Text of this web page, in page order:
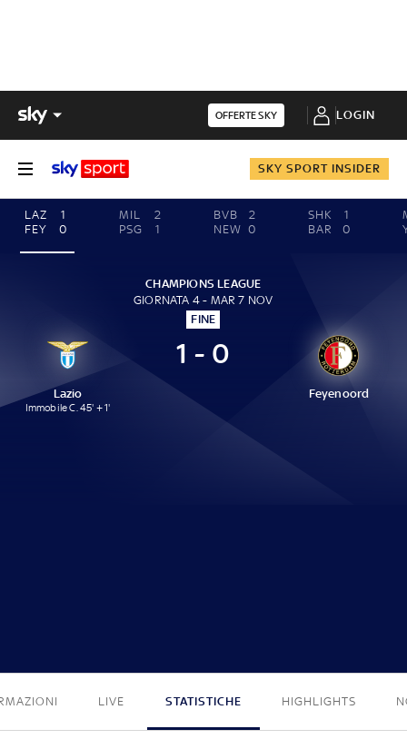
OFFERTE SKY LOGIN
SKY SPORT INSIDER
LAZ
1
FEY
0
MIL
2
PSG
1
BVB
2
NEW 0
SHK
1
BAR
0
CHAMPIONS LEAGUE
GIORNATA 4 - MAR 7 NOV
FINE
Lazio
Immobile C. 45' + 1'
1 - 0
Feyenoord
LIVE STATISTICHE HIGHLIGHTS